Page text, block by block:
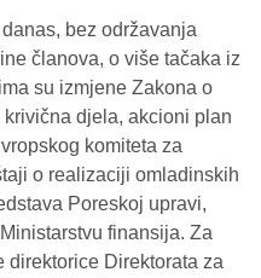
bez održavanja
članova, o više tačaka iz
su izmjene Zakona o
djela, akcioni plan
komiteta za
o realizaciji omladinskih
Poreskoj upravi,
finansija. Za
direktorice Direktorata za